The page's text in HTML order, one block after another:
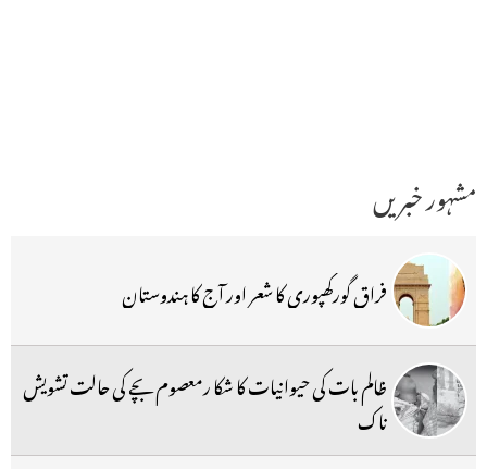
مشہور خبریں
فراق گورکھپوری کا شعر اور آج کا ہندوستان
ظالم بات کی حیوانیات کا شکا رمعصوم بچے کی حالت تشویش
ناک